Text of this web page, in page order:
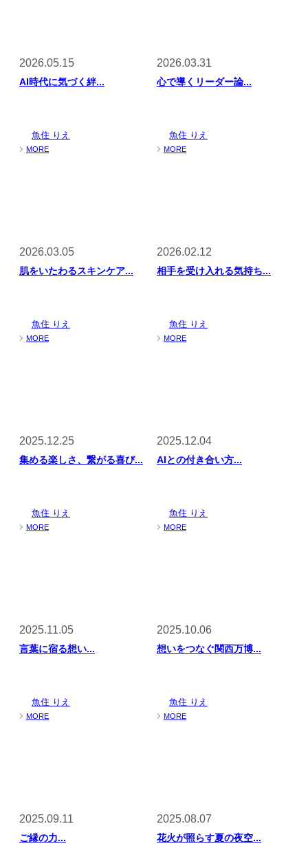
2026.05.15
AI時代に気づく絆...
魚住 りえ
MORE
2026.03.31
心で導くリーダー論...
魚住 りえ
MORE
2026.03.05
肌をいたわるスキンケア...
魚住 りえ
MORE
2026.02.12
相手を受け入れる気持ち...
魚住 りえ
MORE
2025.12.25
集める楽しさ、繋がる喜び...
魚住 りえ
MORE
2025.12.04
AIとの付き合い方...
魚住 りえ
MORE
2025.11.05
言葉に宿る想い...
魚住 りえ
MORE
2025.10.06
想いをつなぐ関西万博...
魚住 りえ
MORE
2025.09.11
ご縁の力...
2025.08.07
花火が照らす夏の夜空...